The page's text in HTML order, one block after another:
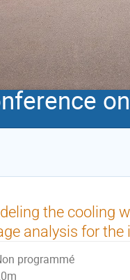
the cooling
analysis for
programmé